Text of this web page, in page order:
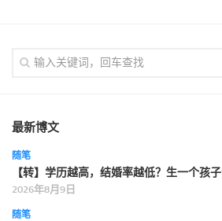
最新博文
随笔
【转】学历越高，结婚率越低？生一个孩
2026年8月9日
随笔